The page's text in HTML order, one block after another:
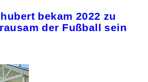
bekam 2022 zu
der Fußball sein